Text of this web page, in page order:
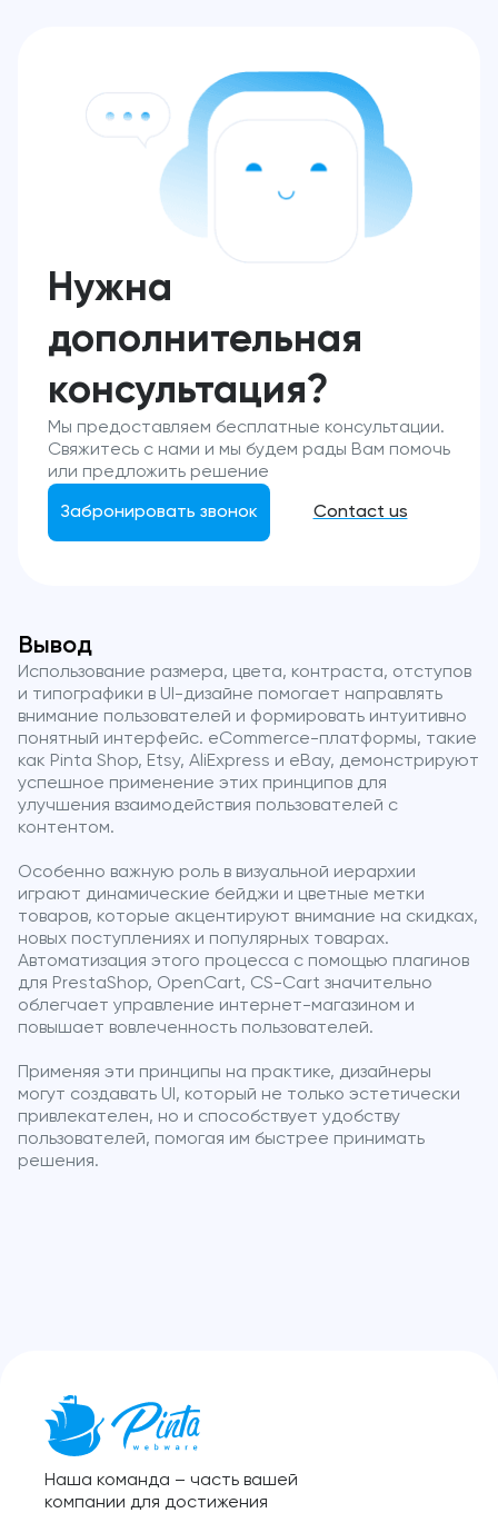
Нужна
дополнительная
консультация?
Мы предоставляем бесплатные консультации.
Свяжитесь с нами и мы будем рады Вам помочь
или предложить решение
Забронировать звонок Contact us
Вывод
Использование размера, цвета, контраста, отступов
и типографики в UI-дизайне помогает направлять
внимание пользователей и формировать интуитивно
понятный интерфейс. eCommerce-платформы, такие
как Pinta Shop, Etsy, AliExpress и eBay, демонстрируют
успешное применение этих принципов для
улучшения взаимодействия пользователей с
контентом.
Особенно важную роль в визуальной иерархии
играют динамические бейджи и цветные метки
товаров, которые акцентируют внимание на скидках,
новых поступлениях и популярных товарах.
Автоматизация этого процесса с помощью плагинов
для PrestaShop, OpenCart, CS-Cart значительно
облегчает управление интернет-магазином и
повышает вовлеченность пользователей.
Применяя эти принципы на практике, дизайнеры
могут создавать UI, который не только эстетически
привлекателен, но и способствует удобству
пользователей, помогая им быстрее принимать
решения.
Наша команда – часть вашей
компании для достижения